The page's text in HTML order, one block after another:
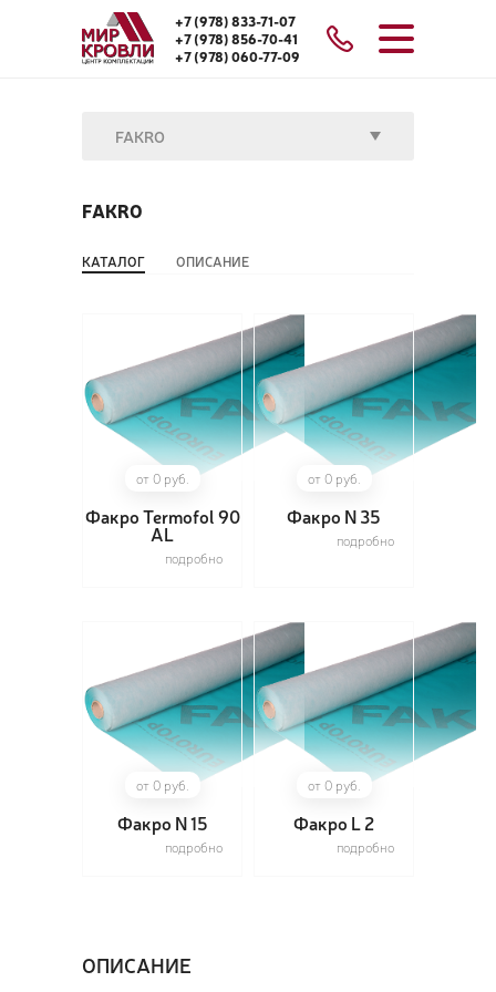
+7 (978) 833-71-07
+7 (978) 856-70-41
+7 (978) 060-77-09
FAKRO
FAKRO
КАТАЛОГ ОПИСАНИЕ
от 0 руб.
Факро Termofol 90
AL
подробно
от 0 руб.
Факро N 35
подробно
от 0 руб.
Факро N 15
подробно
от 0 руб.
Факро L 2
подробно
ОПИСАНИЕ